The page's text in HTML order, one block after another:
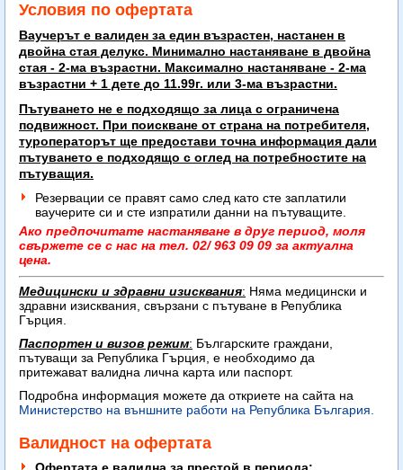
Условия по офертата
Ваучерът е валиден за един възрастен, настанен в
двойна стая делукс. Минимално настаняване в двойна
стая - 2-ма възрастни. Максимално настаняване - 2-ма
възрастни + 1 дете до 11.99г. или 3-ма възрастни.
Пътуването не е подходящо за лица с ограничена
подвижност. При поискване от страна на потребителя,
туроператорът ще предостави точна информация дали
пътуването е подходящо с оглед на потребностите на
пътуващия.
Резервации се правят само след като сте заплатили
ваучерите си и сте изпратили данни на пътуващите.
Ако предпочитате настаняване в друг период, моля
свържете се с нас на тел. 02/ 963 09 09 за актуална
цена.
Медицински и здравни изисквания: Няма медицински и
здравни изисквания, свързани с пътуване в Република
Гърция.
Паспортен и визов режим: Българските граждани,
пътуващи за Република Гърция, е необходимо да
притежават валидна лична карта или паспорт.
Подробна информация можете да откриете на сайта на
Министерство на външните работи на Република България.
Валидност на офертата